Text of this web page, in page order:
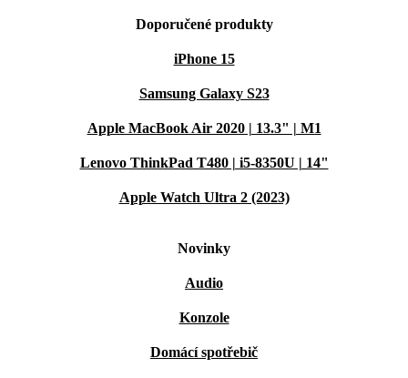
Doporučené produkty
iPhone 15
Samsung Galaxy S23
Apple MacBook Air 2020 | 13.3" | M1
Lenovo ThinkPad T480 | i5-8350U | 14"
Apple Watch Ultra 2 (2023)
Novinky
Audio
Konzole
Domácí spotřebič